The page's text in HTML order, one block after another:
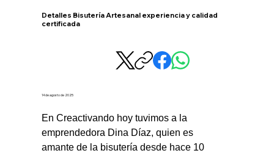
Detalles Bisutería Artesanal experiencia y calidad
certificada
14 de agosto de 2025
En Creactivando hoy tuvimos a la
emprendedora Dina Díaz, quien es
amante de la bisutería desde hace 10